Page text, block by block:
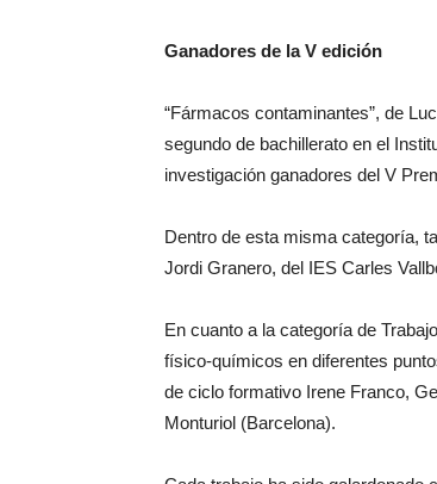
Ganadores de la V edición
“Fármacos contaminantes”, de
segundo de bachillerato en el
investigación ganadores del V
Dentro de esta misma categoría,
Jordi Granero, del IES Carles
En cuanto a la categoría de
físico-químicos en diferentes
de ciclo formativo Irene Franco,
Monturiol (Barcelona).